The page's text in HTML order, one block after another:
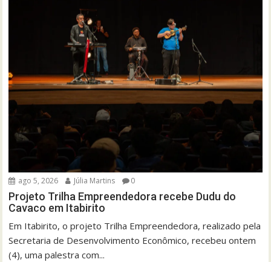
ago 5, 2026 Júlia Martins 0
Projeto Trilha Empreendedora recebe Dudu do
Cavaco em Itabirito
Em Itabirito, o projeto Trilha Empreendedora, realizado pela
Secretaria de Desenvolvimento Econômico, recebeu ontem
(4), uma palestra com...